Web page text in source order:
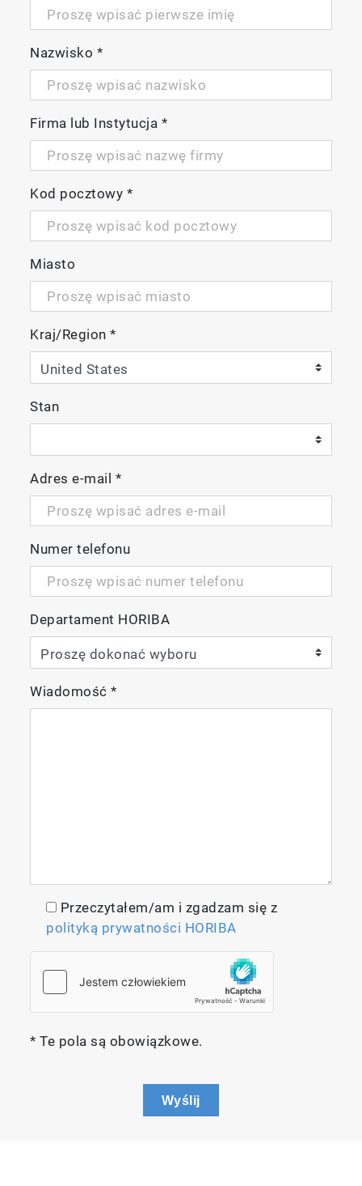
Nazwisko *
Firma lub Instytucja *
Kod pocztowy *
Miasto
Kraj/Region*
Stan
Adres e-mail *
Numer telefonu
Departament HORIBA
Wiadomość*
Przeczytałem/am i zgadzam się z
polityką prywatności HORIBA
* Te pola są obowiązkowe.
Wyślij